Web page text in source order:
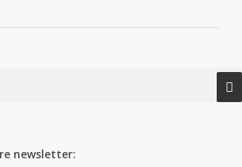
newsletter: